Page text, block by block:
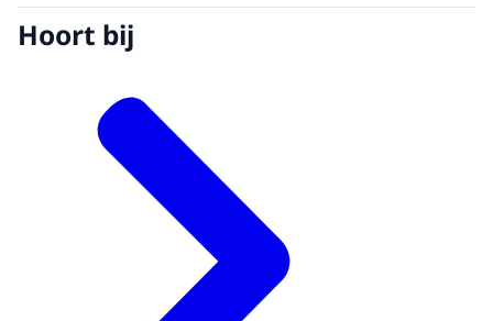
Hoort bij